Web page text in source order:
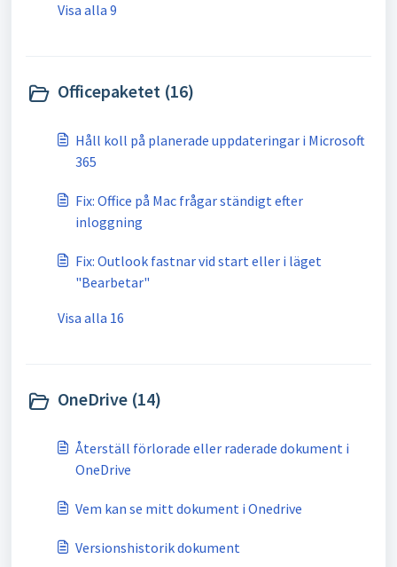
Visa alla 9
Officepaketet (16)
Håll koll på planerade uppdateringar i Microsoft
365
Fix: Office på Mac frågar ständigt efter
inloggning
Fix: Outlook fastnar vid start eller i läget
"Bearbetar"
Visa alla 16
OneDrive (14)
Återställ förlorade eller raderade dokument i
OneDrive
Vem kan se mitt dokument i Onedrive
Versionshistorik dokument